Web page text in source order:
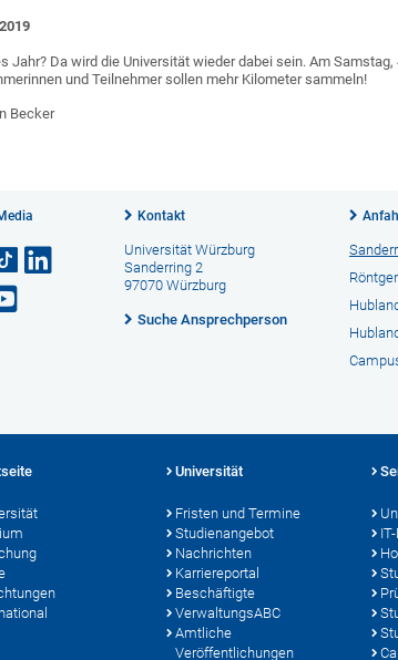
Jahr? Da wird die Universität wieder dabei sein. Am
und Teilnehmer sollen mehr Kilometer sammeln!
Becker
Kontakt
Universität Würzburg
Sanderring 2
97070 Würzburg
Suche Ansprechperson
Universität
Fristen und Termine
Studienangebot
Nachrichten
Karriereportal
Beschäftigte
VerwaltungsABC
Amtliche
Veröffentlichungen